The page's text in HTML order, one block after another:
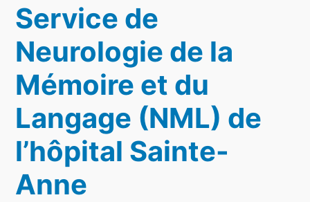
Service de
Neurologie de la
Mémoire et du
Langage (NML) de
l’hôpital Sainte-
Anne